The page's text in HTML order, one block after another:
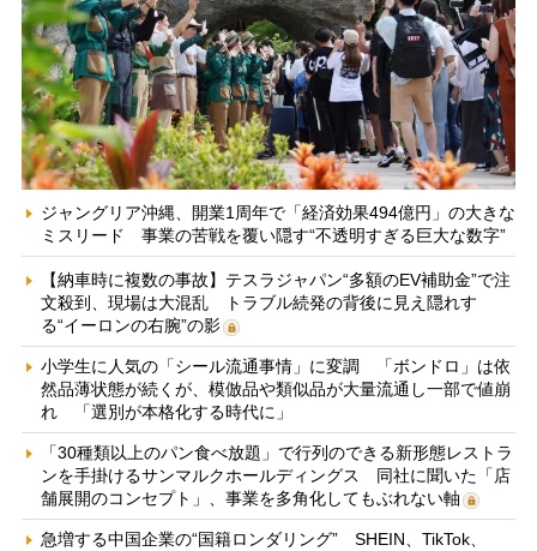
ジャングリア沖縄、開業1周年で「経済効果494億円」の大きな
ミスリード 事業の苦戦を覆い隠す“不透明すぎる巨大な数字”
【納車時に複数の事故】テスラジャパン“多額のEV補助金”で注
文殺到、現場は大混乱 トラブル続発の背後に見え隠れす
る“イーロンの右腕”の影
小学生に人気の「シール流通事情」に変調 「ボンドロ」は依
然品薄状態が続くが、模倣品や類似品が大量流通し一部で値崩
れ 「選別が本格化する時代に」
「30種類以上のパン食べ放題」で行列のできる新形態レストラ
ンを手掛けるサンマルクホールディングス 同社に聞いた「店
舗展開のコンセプト」、事業を多角化してもぶれない軸
急増する中国企業の“国籍ロンダリング” SHEIN、TikTok、